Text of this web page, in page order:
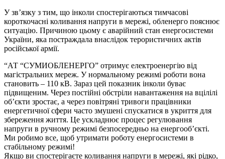
У зв’язку з тим, що інколи спостерігаються тимчасові
короткочасні коливання напруги в мережі, обленерго пояснює
ситуацію. Причиною цьому є аварійний стан енергосистеми
України, яка постраждала внаслідок терористичних актів
російської армії.
“АТ “СУМИОБЛЕНЕРГО” отримує електроенергію від
магістральних мереж. У нормальному режимі роботи вона
становить – 110 кВ. Зараз цей показник інколи буває
підвищеним. Через постійні обстріли навантаження на вцілілі
об’єкти зростає, а через повітряні тривоги працівники
енергетичної сфери часто змушені спускатися в укриття для
збереження життя. Це ускладнює процес регулювання
напруги в ручному режимі безпосередньо на енергооб’єкті.
Ми робимо все, щоб утримати роботу енергосистеми в
стабільному режимі!
Якщо ви спостерігаєте коливання напруги в мережі, які рідко,